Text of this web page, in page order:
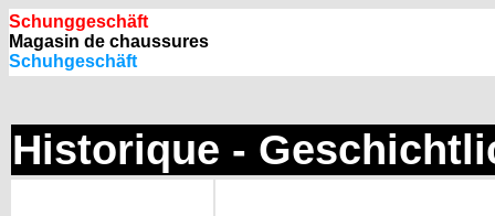
Schunggeschäft
Magasin de chaussures
Schuhgeschäft
Historique -